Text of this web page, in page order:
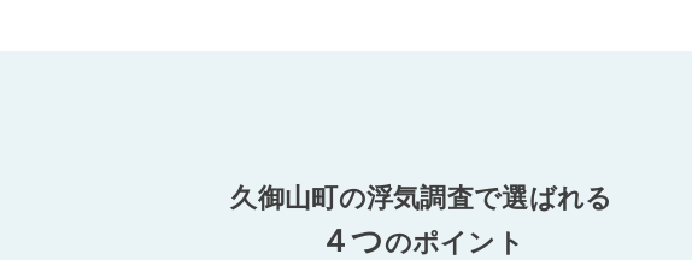
久御山町の浮気調査で選ばれる
４つのポイント